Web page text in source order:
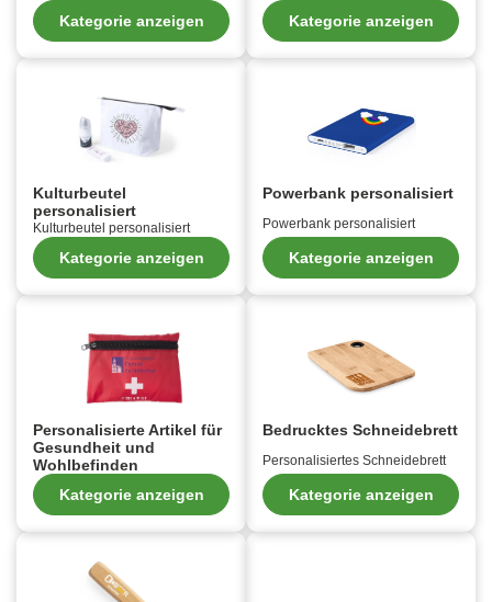
Kategorie anzeigen Kategorie anzeigen
Kulturbeutel
personalisiert
Kulturbeutel personalisiert
Kategorie anzeigen
Powerbank personalisiert
Powerbank personalisiert
Kategorie anzeigen
Personalisierte Artikel für
Gesundheit und
Wohlbefinden
Kategorie anzeigen
Bedrucktes Schneidebrett
Personalisiertes Schneidebrett
Kategorie anzeigen